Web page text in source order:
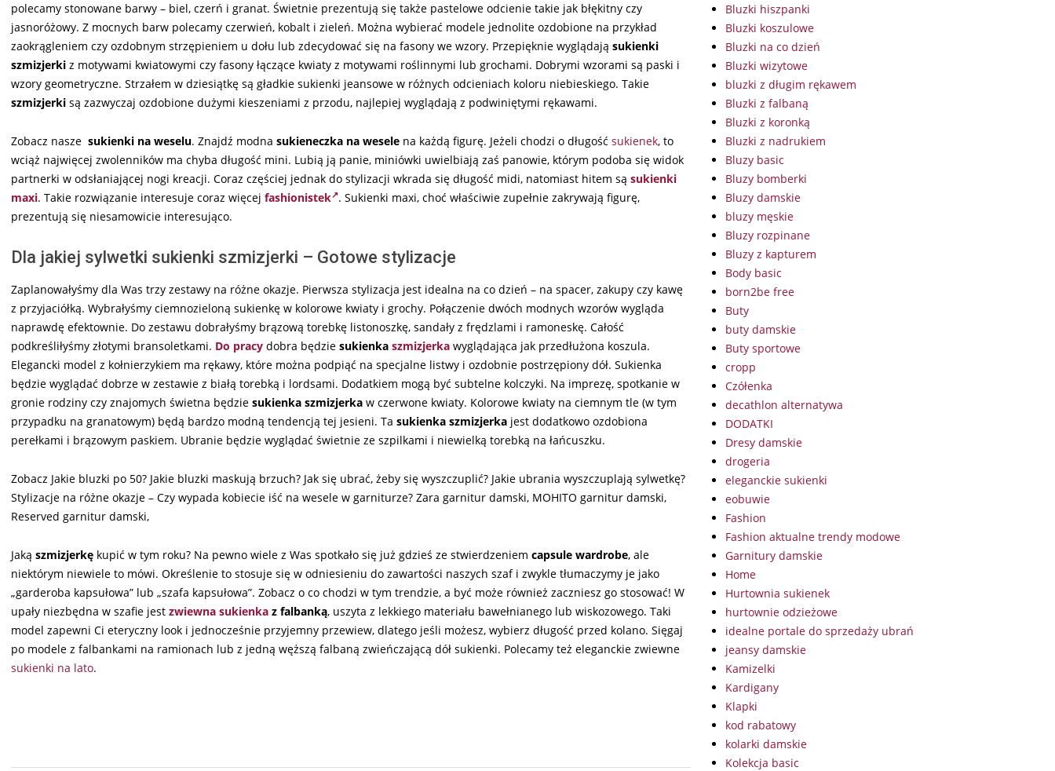
polecamy stonowane barwy – biel, czerń i granat. Świetnie prezentują się także pastelowe odcienie takie jak błękitny czy
jasnoróżowy. Z mocnych barw polecamy czerwień, kobalt i zieleń. Można wybierać modele jednolite ozdobione na przykład
zaokrągleniem czy ozdobnym strzępieniem u dołu lub zdecydować się na fasony we wzory. Przepięknie wyglądają sukienki
szmizjerki z motywami kwiatowymi czy fasony łączące kwiaty z motywami roślinnymi lub grochami. Dobrymi wzorami są paski i
wzory geometryczne. Strzałem w dziesiątkę są gładkie sukienki jeansowe w różnych odcieniach koloru niebieskiego. Takie
szmizjerki są zazwyczaj ozdobione dużymi kieszeniami z przodu, najlepiej wyglądają z podwiniętymi rękawami.
Zobacz nasze sukienki na weselu. Znajdź modna sukieneczka na wesele na każdą figurę. Jeżeli chodzi o długość sukienek, to
wciąż najwięcej zwolenników ma chyba długość mini. Lubią ją panie, miniówki uwielbiają zaś panowie, którym podoba się widok
partnerki w odsłaniającej nogi kreacji. Coraz częściej jednak do stylizacji wkrada się długość midi, natomiast hitem są sukienki
maxi. Takie rozwiązanie interesuje coraz więcej fashionistek . Sukienki maxi, choć właściwie zupełnie zakrywają figurę,
prezentują się niesamowicie interesująco.
Dla jakiej sylwetki sukienki szmizjerki – Gotowe stylizacje
Zaplanowałyśmy dla Was trzy zestawy na różne okazje. Pierwsza stylizacja jest idealna na co dzień – na spacer, zakupy czy kawę
z przyjaciółką. Wybrałyśmy ciemnozieloną sukienkę w kolorowe kwiaty i grochy. Połączenie dwóch modnych wzorów wygląda
naprawdę efektownie. Do zestawu dobrałyśmy brązową torebkę listonoszkę, sandały z frędzlami i ramoneskę. Całość
podkreśliłyśmy złotymi bransoletkami. Do pracy dobra będzie sukienka szmizjerka wyglądająca jak przedłużona koszula.
Elegancki model z kołnierzykiem ma rękawy, które można podpiąć na specjalne listwy i ozdobnie postrzępiony dół. Sukienka
będzie wyglądać dobrze w zestawie z białą torebką i lordsami. Dodatkiem mogą być subtelne kolczyki. Na imprezę, spotkanie w
gronie rodziny czy znajomych świetna będzie sukienka szmizjerka w czerwone kwiaty. Kolorowe kwiaty na ciemnym tle (w tym
przypadku na granatowym) będą bardzo modną tendencją tej jesieni. Ta sukienka szmizjerka jest dodatkowo ozdobiona
perełkami i brązowym paskiem. Ubranie będzie wyglądać świetnie ze szpilkami i niewielką torebką na łańcuszku.
Zobacz Jakie bluzki po 50? Jakie bluzki maskują brzuch? Jak się ubrać, żeby się wyszczuplić? Jakie ubrania wyszczuplają sylwetkę?
Stylizacje na różne okazje – Czy wypada kobiecie iść na wesele w garniturze? Zara garnitur damski, MOHITO garnitur damski,
Reserved garnitur damski,
Jaką szmizjerkę kupić w tym roku? Na pewno wiele z Was spotkało się już gdzieś ze stwierdzeniem capsule wardrobe, ale
niektórym niewiele to mówi. Określenie to stosuje się w odniesieniu do zawartości naszych szaf i zwykle tłumaczymy je jako
„garderoba kapsułowa” lub „szafa kapsułowa”. Zobacz o co chodzi w tym trendzie, a być może również zaczniesz go stosować! W
upały niezbędna w szafie jest zwiewna sukienka z falbanką, uszyta z lekkiego materiału bawełnianego lub wiskozowego. Taki
model zapewni Ci eteryczny look i jednocześnie przyjemny przewiew, dlatego jeśli możesz, wybierz długość przed kolano. Sięgaj
po modele z falbankami na ramionach lub z jedną węższą falbaną zwieńczającą dół sukienki. Polecamy też eleganckie zwiewne
sukienki na lato.
Bluzki hiszpanki
Bluzki koszulowe
Bluzki na co dzień
Bluzki wizytowe
bluzki z długim rękawem
Bluzki z falbaną
Bluzki z koronką
Bluzki z nadrukiem
Bluzy basic
Bluzy bomberki
Bluzy damskie
bluzy męskie
Bluzy rozpinane
Bluzy z kapturem
Body basic
born2be free
Buty
buty damskie
Buty sportowe
cropp
Czółenka
decathlon alternatywa
DODATKI
Dresy damskie
drogeria
eleganckie sukienki
eobuwie
Fashion
Fashion aktualne trendy modowe
Garnitury damskie
Home
Hurtownia sukienek
hurtownie odzieżowe
idealne portale do sprzedaży ubrań
jeansy damskie
Kamizelki
Kardigany
Klapki
kod rabatowy
kolarki damskie
Kolekcja basic